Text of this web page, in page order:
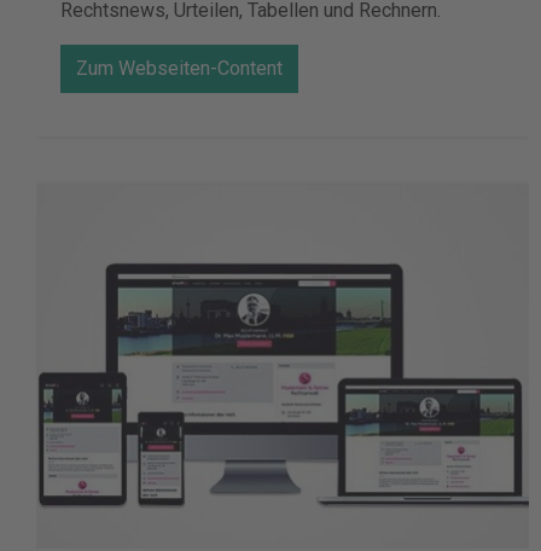
Rechtsnews, Urteilen, Tabellen und Rechnern.
Zum Webseiten-Content